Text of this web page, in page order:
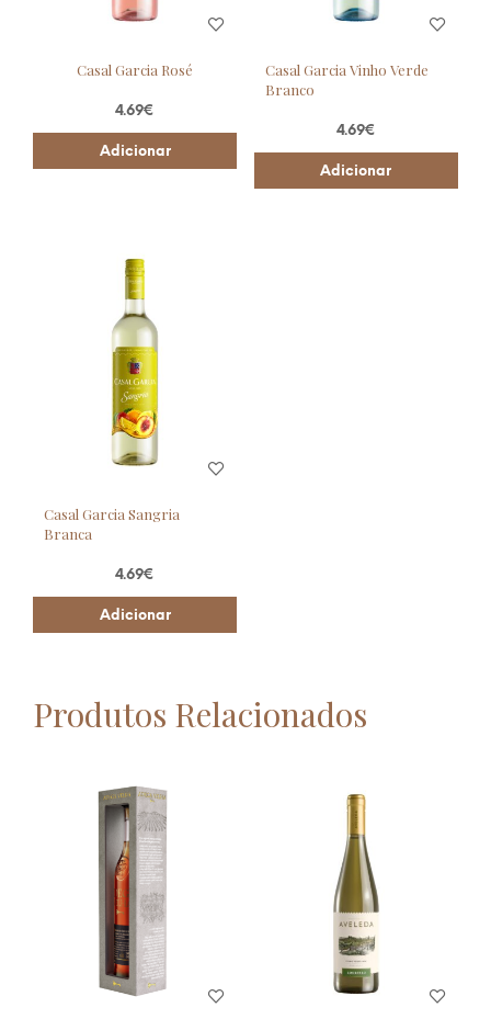
Casal Garcia Rosé
4.69€
Adicionar
Casal Garcia Vinho Verde
Branco
4.69€
Adicionar
Casal Garcia Sangria
Branca
4.69€
Adicionar
Produtos Relacionados